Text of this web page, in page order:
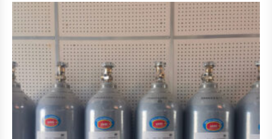
速剂，在光谱分析中作为标准光源。